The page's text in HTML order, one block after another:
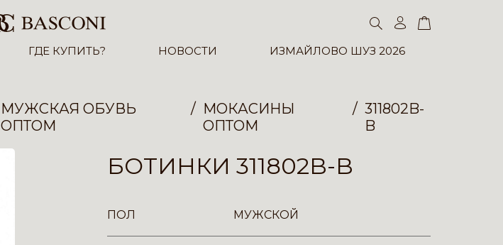
ГДЕ КУПИТЬ? НОВОСТИ ИЗМАЙЛОВО ШУЗ 2026
МУЖСКАЯ ОБУВЬ
ОПТОМ
МОКАСИНЫ
ОПТОМ
311802B-
B
БОТИНКИ 311802B-B
ПОЛ МУЖСКОЙ